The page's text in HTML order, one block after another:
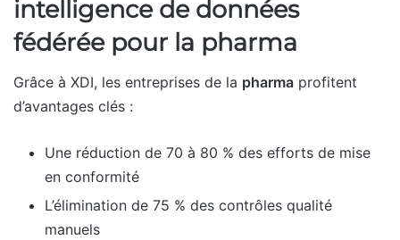
intelligence de données
fédérée pour la pharma
Grâce à XDI, les entreprises de la pharma profitent
d’avantages clés :
Une réduction de 70 à 80 % des efforts de mise
en conformité
L’élimination de 75 % des contrôles qualité
manuels